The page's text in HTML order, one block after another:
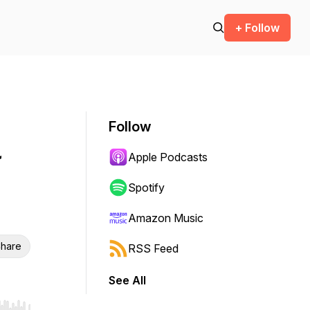
+ Follow
Follow
Apple Podcasts
Spotify
Amazon Music
RSS Feed
See All